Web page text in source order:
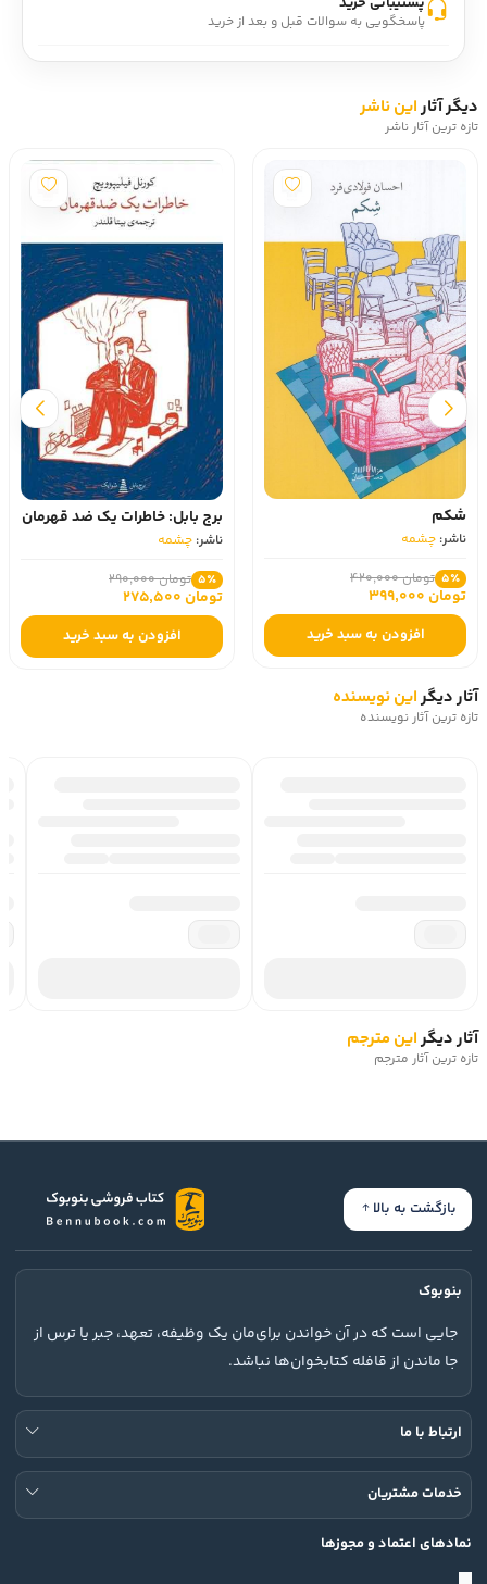
پاسخگویی به سوالات قبل و بعد از خرید
دیگر آثاراین ناشر
تازه ترین آثار ناشر
شکم
ناشر: چشمه
5٪ تومان 420,000
تومان 399,000
افزودن به سبد خرید
برج بابل: خاطرات یک ضد قهرمان
ناشر: چشمه
5٪ تومان 290,000
تومان 275,500
افزودن به سبد خرید
آثار دیگراین نویسنده
تازه ترین آثار نویسنده
آثار دیگراین مترجم
تازه ترین آثار مترجم
بازگشت به بالا
بنوبوک
جایی است که در آن خواندن برای‌مان یک وظیفه، تعهد، جبر یا ترس از
جا ماندن از قافله کتابخوان‌ها نباشد.
ارتباط با ما
خدمات مشتریان
نمادهای اعتماد و مجوزها